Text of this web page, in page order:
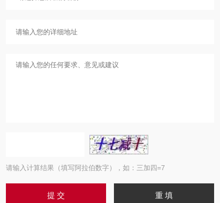
请输入计算结果（填写阿拉伯数字），如：三加四=7